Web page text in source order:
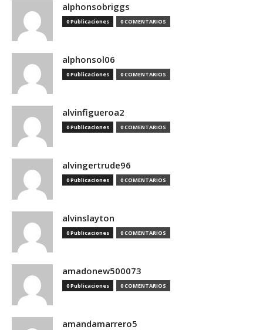
alphonsobriggs
0 Publicaciones 0 COMENTARIOS
alphonsol06
0 Publicaciones 0 COMENTARIOS
alvinfigueroa2
0 Publicaciones 0 COMENTARIOS
alvingertrude96
0 Publicaciones 0 COMENTARIOS
alvinslayton
0 Publicaciones 0 COMENTARIOS
amadonew500073
0 Publicaciones 0 COMENTARIOS
amandamarrero5